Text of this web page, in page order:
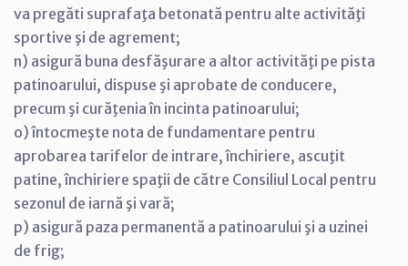
va pregăti suprafaţa betonată pentru alte activităţi
sportive şi de agrement;
n) asigură buna desfăşurare a altor activităţi pe pista
patinoarului, dispuse şi aprobate de conducere,
precum şi curăţenia în incinta patinoarului;
o) întocmeşte nota de fundamentare pentru
aprobarea tarifelor de intrare, închiriere, ascuţit
patine, închiriere spaţii de către Consiliul Local pentru
sezonul de iarnă şi vară;
p) asigură paza permanentă a patinoarului şi a uzinei
de frig;